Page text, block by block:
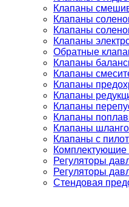
Клапаны
Клапаны
Клапаны
Клапаны
Обратные
Клапаны
Клапаны
Клапаны
Клапаны
Клапаны
Клапаны
Клапаны
Клапаны с
Комплектующие
Регуляторы
Регуляторы
Стендовая